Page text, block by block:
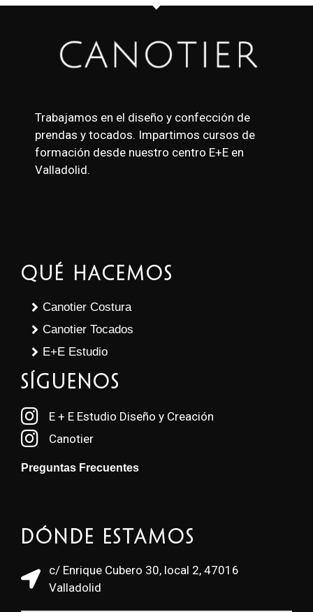
Trabajamos en el diseño y confección de
prendas y tocados. Impartimos cursos de
formación desde nuestro centro E+E en
Valladolid.
Qué Hacemos
Canotier Costura
Canotier Tocados
E+E Estudio
SÍGUENOS
E + E Estudio Diseño y Creación
Canotier
Preguntas Frecuentes
Dónde estamos
c/ Enrique Cubero 30, local 2, 47016
Valladolid